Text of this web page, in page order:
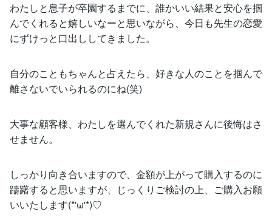
わたしと息子が卒園するまでに、誰かいい結果と安心を掴
んでくれると嬉しいなーと思いながら、今日も先生の恋愛
にずけっと口出ししてきました。
自分のこともちゃんと占えたら、好きな人のことを掴んで
離さないでいられるのにね(笑)
大事な顧客様、わたしを選んでくれた新規さんに後悔はさ
せません。
しっかり向き合いますので、金額が上がって購入するのに
躊躇すると思いますが、じっくりご検討の上、ご購入お願
いいたします(*'ω'*)♡